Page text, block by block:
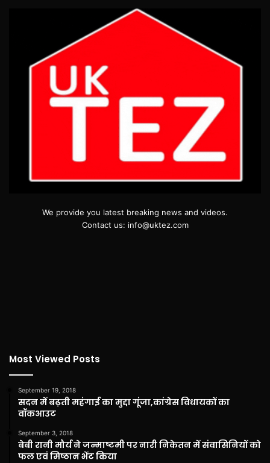
We provide you latest breaking news and videos.
Contact us: info@uktez.com
Most Viewed Posts
September 19, 2018
सदन में बढ़ती महंगाई का मुद्दा गूंजा,कांग्रेस विधायकों का
वॉकआउट
September 3, 2018
बेबी रानी मौर्य ने जन्माष्टमी पर नारी निकेतन में संवासिनियों को
फल एवं मिष्ठान भेंट किया